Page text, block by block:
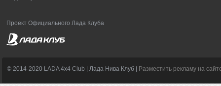
Проект Официального Лада Клуба
© 2014-2020 LADA 4x4 Club | Лада Нива Клуб | Разместить рекламу на